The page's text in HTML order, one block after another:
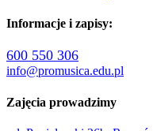
Informacje i zapisy:
600 550 306
info@promusica.edu.pl
Zajęcia prowadzimy